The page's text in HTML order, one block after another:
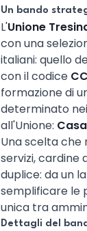
Un bando
L'Unione
con una
italiani: quello
con il codice
formazione di
determinato
all'Unione:
Una scelta che
servizi, cardine
duplice: da un
semplificare le
unica tra
Dettagli del